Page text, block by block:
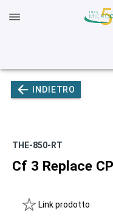
INDIETRO
THE-850-RT
Cf 3 Replace
Link prodotto